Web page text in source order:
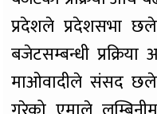
प्रदेशले प्रदेशसभा
बजेटसम्बन्धी
माओवादीले संसद